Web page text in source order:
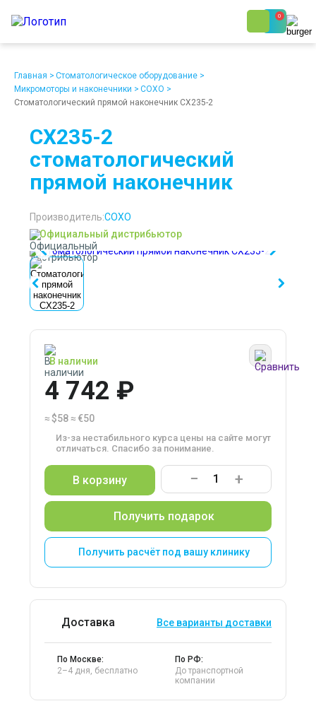
0
Ежедневно с 9:00 до 19:00
Доставка
Проект клиники
Статьи
Главная > Стоматологическое оборудование >
Микромоторы и наконечники > COXO >
Стоматологический прямой наконечник CX235-2
CX235-2
стоматологический
прямой наконечник
Производитель:COXO
Официальный дистрибьютор
В наличии
4 742 ₽
≈$58≈ €50
Из-за нестабильного курса цены на сайте могут
отличаться. Спасибо за понимание.
В корзину − +
Получить подарок
Получить расчёт под вашу клинику
Доставка Все варианты доставки
По Москве:
2–4 дня, бесплатно
По РФ:
До транспортной
компании